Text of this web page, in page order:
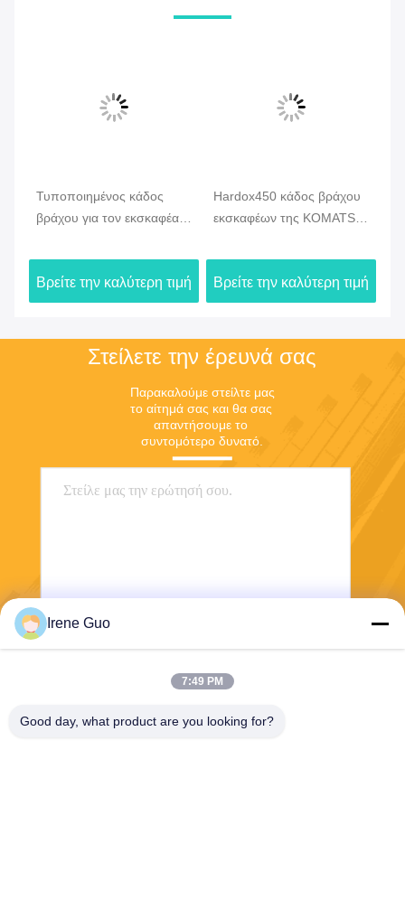
Τυποποιημένος κάδος
βράχου για τον εκσκαφέα
Hitachi
Βρείτε την καλύτερη τιμή
Hardox450 κάδος βράχου
εκσκαφέων της KOMATSU
Βρείτε την καλύτερη τιμή
Στείλετε την έρευνά σας
Παρακαλούμε στείλτε μας
το αίτημά σας και θα σας
απαντήσουμε το
συντομότερο δυνατό.
Στείλε
Irene Guo
7:49 PM
Good day, what product are you looking for?